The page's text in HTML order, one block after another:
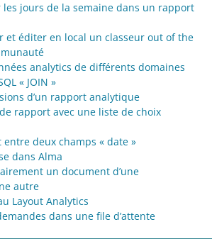
jours de la semaine dans un rapport
et éditer en local un classeur out of the
analytics de différents domaines
« JOIN »
d’un rapport analytique
rapport avec une liste de choix
deux champs « date »
dans Alma
un document d’une
autre
Layout Analytics
dans une file d’attente